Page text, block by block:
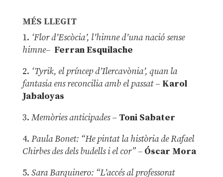
MÉS LLEGIT
1. ‘Flor d’Escòcia’, l’himne d’una nació sense
himne– Ferran Esquilache
2. ‘Tyrik, el príncep d’Ilercavònia’, quan la
fantasia ens reconcilia amb el passat– Karol
Jabaloyas
3. Memòries anticipades– Toni Sabater
4. Paula Bonet: “He pintat la història de Rafael
Chirbes des dels budells i el cor” –Óscar Mora
5. Sara Barquinero: “L’accés al professorat